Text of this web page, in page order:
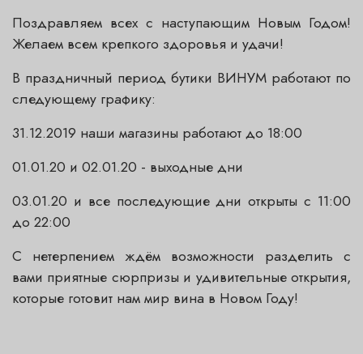
Поздравляем всех с наступающим Новым Годом!
Желаем всем крепкого здоровья и удачи!
В праздничный период бутики ВИНУМ работают по
следующему графику:
31.12.2019 наши магазины работают до 18:00
01.01.20 и 02.01.20 - выходные дни
03.01.20 и все последующие дни открыты с 11:00
до 22:00
С нетерпением ждём возможности разделить с
вами приятные сюрпризы и удивительные открытия,
которые готовит нам мир вина в Новом Году!